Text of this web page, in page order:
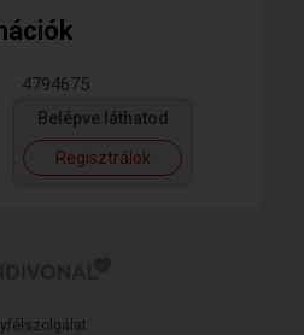
4794675
Belépve láthatod
Regisztrálok